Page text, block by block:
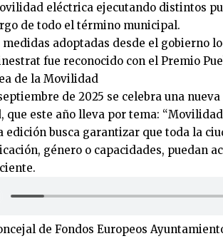
eléctrica ejecutando distintos
de todo el término municipal.
medidas adoptadas desde el gobierno
fue reconocido con el Premio
de la Movilidad
de 2025 se celebra una
que este año lleva por tema:
edición busca garantizar que toda la
género o capacidades, puedan
de Fondos Europeos